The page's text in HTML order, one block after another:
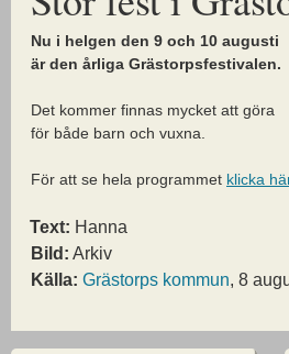
Nu i helgen den 9 och 10 augusti
är den årliga Grästorpsfestivalen.
Det kommer finnas mycket att göra
för både barn och vuxna.
För att se hela programmet klicka
Text: Hanna
Bild: Arkiv
Källa: Grästorps kommun, 8